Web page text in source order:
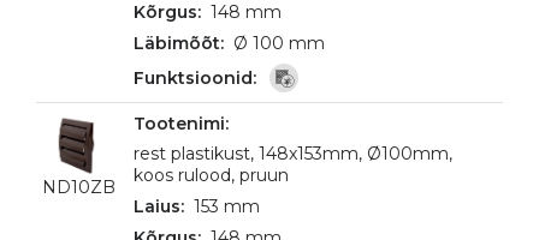
148 mm
Ø 100 mm
ND10ZB
rest plastikust, 148x153mm, Ø100mm,
koos rulood, pruun
153 mm